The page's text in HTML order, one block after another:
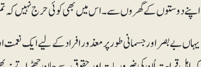
اپنے دوستوں کے گھروں سے۔ اس میں بھی کوئی حرج نہیں کہ تم
یہاں بے بصر اور جسمانی طور پر معذور افراد کے لیے ایک